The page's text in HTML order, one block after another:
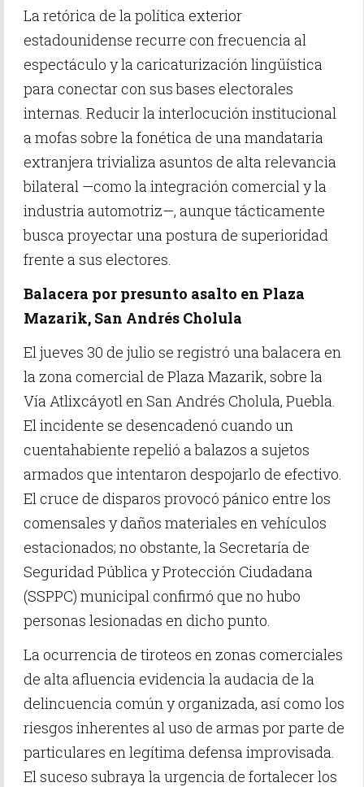
La retórica de la política exterior
estadounidense recurre con frecuencia al
espectáculo y la caricaturización lingüística
para conectar con sus bases electorales
internas. Reducir la interlocución institucional
a mofas sobre la fonética de una mandataria
extranjera trivializa asuntos de alta relevancia
bilateral —como la integración comercial y la
industria automotriz—, aunque tácticamente
busca proyectar una postura de superioridad
frente a sus electores.
Balacera por presunto asalto en Plaza
Mazarik, San Andrés Cholula
El jueves 30 de julio se registró una balacera en
la zona comercial de Plaza Mazarik, sobre la
Vía Atlixcáyotl en San Andrés Cholula, Puebla.
El incidente se desencadenó cuando un
cuentahabiente repelió a balazos a sujetos
armados que intentaron despojarlo de efectivo.
El cruce de disparos provocó pánico entre los
comensales y daños materiales en vehículos
estacionados; no obstante, la Secretaría de
Seguridad Pública y Protección Ciudadana
(SSPPC) municipal confirmó que no hubo
personas lesionadas en dicho punto.
La ocurrencia de tiroteos en zonas comerciales
de alta afluencia evidencia la audacia de la
delincuencia común y organizada, así como los
riesgos inherentes al uso de armas por parte de
particulares en legítima defensa improvisada.
El suceso subraya la urgencia de fortalecer los